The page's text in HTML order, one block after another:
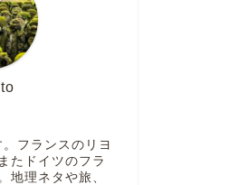
フランスのリヨ
たドイツのフラ
地理ネタや旅、